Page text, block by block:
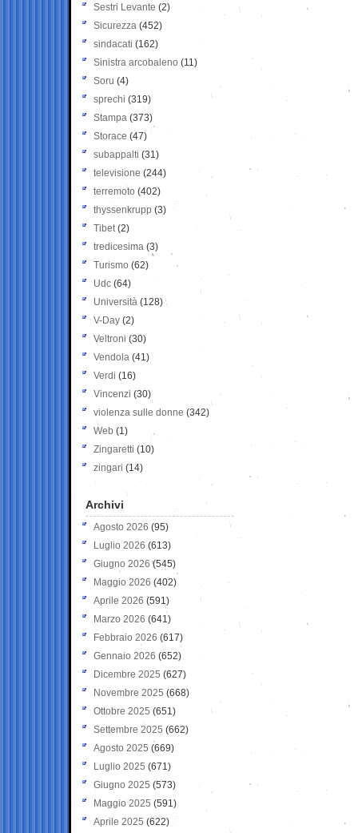
Sestri Levante (2)
Sicurezza (452)
sindacati (162)
Sinistra arcobaleno (11)
Soru (4)
sprechi (319)
Stampa (373)
Storace (47)
subappalti (31)
televisione(244)
terremoto (402)
thyssenkrupp (3)
Tibet(2)
tredicesima (3)
Turismo (62)
Udc (64)
Università (128)
V-Day (2)
Veltroni (30)
Vendola (41)
Verdi (16)
Vincenzi (30)
violenza sulle donne (342)
Web (1)
Zingaretti (10)
zingari (14)
Archivi
Agosto 2026 (95)
Luglio 2026 (613)
Giugno 2026 (545)
Maggio 2026 (402)
Aprile 2026 (591)
Marzo 2026 (641)
Febbraio 2026 (617)
Gennaio 2026 (652)
Dicembre 2025 (627)
Novembre 2025 (668)
Ottobre 2025 (651)
Settembre 2025 (662)
Agosto 2025 (669)
Luglio 2025 (671)
Giugno 2025 (573)
Maggio 2025 (591)
Aprile 2025 (622)